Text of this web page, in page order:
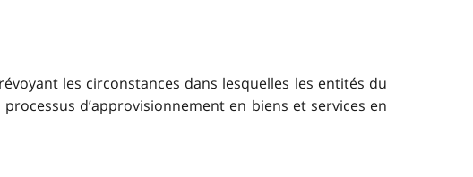
les circonstances dans lesquelles les entités du
d’approvisionnement en biens et services en